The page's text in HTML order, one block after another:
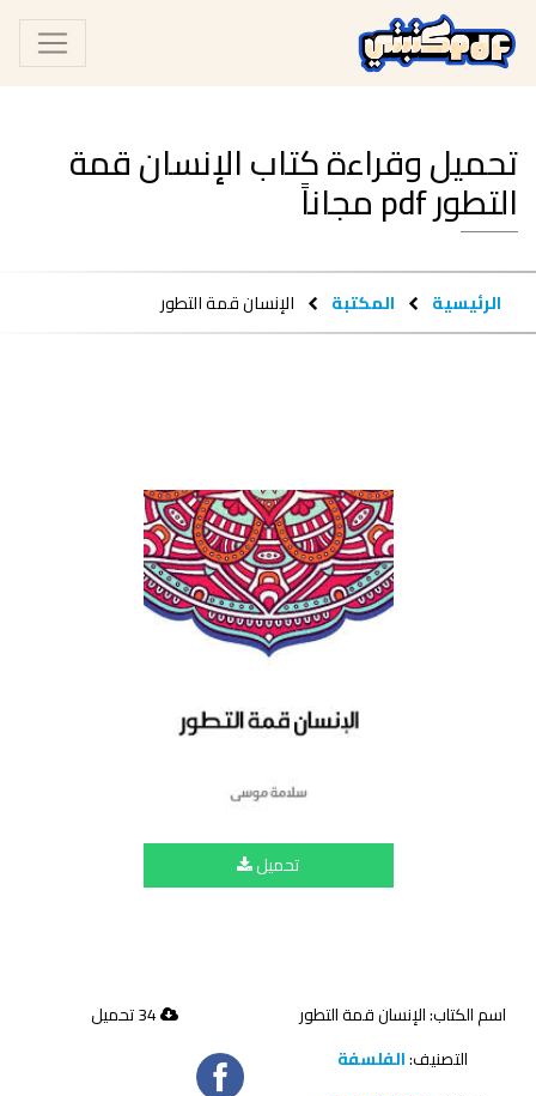
تحميل وقراءة كتاب الإنسان قمة
التطور pdf مجاناً
الرئيسية المكتبة الإنسان قمة التطور
تحميل
اسم الكتاب: الإنسان قمة التطور
التصنيف:الفلسفة
34 تحميل